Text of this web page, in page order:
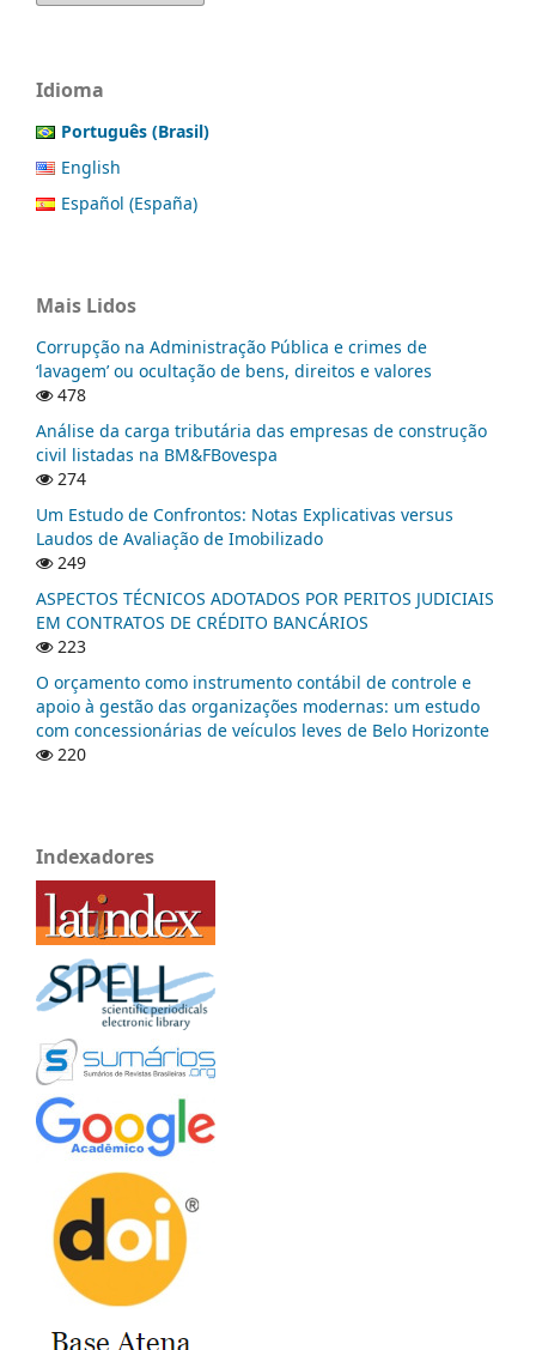
Idioma
Português (Brasil)
English
Español (España)
Mais Lidos
Corrupção na Administração Pública e crimes de
‘lavagem’ ou ocultação de bens, direitos e valores
478
Análise da carga tributária das empresas de construção
civil listadas na BM&FBovespa
274
Um Estudo de Confrontos: Notas Explicativas versus
Laudos de Avaliação de Imobilizado
249
ASPECTOS TÉCNICOS ADOTADOS POR PERITOS JUDICIAIS
EM CONTRATOS DE CRÉDITO BANCÁRIOS
223
O orçamento como instrumento contábil de controle e
apoio à gestão das organizações modernas: um estudo
com concessionárias de veículos leves de Belo Horizonte
220
Indexadores